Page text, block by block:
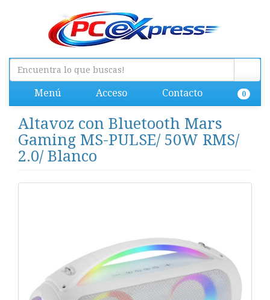
Menú Acceso Contacto 0
Altavoz con Bluetooth Mars
Gaming MS-PULSE/ 50W RMS/
2.0/ Blanco